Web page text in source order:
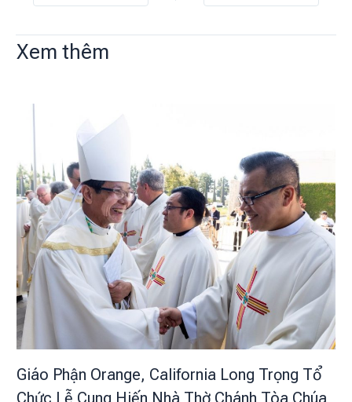
Xem thêm
Giáo Phận Orange, California Long Trọng Tổ